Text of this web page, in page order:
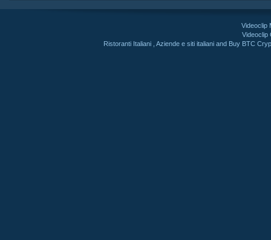
Videoclip
Videoclip
Ristoranti Italiani ,Aziende e siti italiani and Buy BTC